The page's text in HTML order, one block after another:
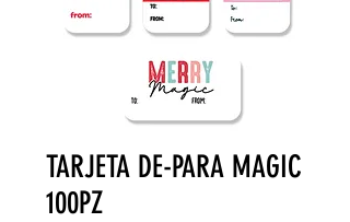
TARJETA DE-PARA MAGIC
100PZ